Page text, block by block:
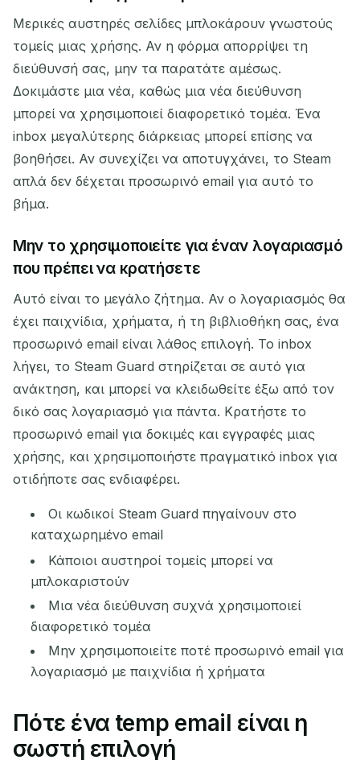
Μερικές αυστηρές σελίδες μπλοκάρουν γνωστούς
τομείς μιας χρήσης. Αν η φόρμα απορρίψει τη
διεύθυνσή σας, μην τα παρατάτε αμέσως.
Δοκιμάστε μια νέα, καθώς μια νέα διεύθυνση
μπορεί να χρησιμοποιεί διαφορετικό τομέα. Ένα
inbox μεγαλύτερης διάρκειας μπορεί επίσης να
βοηθήσει. Αν συνεχίζει να αποτυγχάνει, το Steam
απλά δεν δέχεται προσωρινό email για αυτό το
βήμα.
Μην το χρησιμοποιείτε για έναν λογαριασμό
που πρέπει να κρατήσετε
Αυτό είναι το μεγάλο ζήτημα. Αν ο λογαριασμός θα
έχει παιχνίδια, χρήματα, ή τη βιβλιοθήκη σας, ένα
προσωρινό email είναι λάθος επιλογή. Το inbox
λήγει, το Steam Guard στηρίζεται σε αυτό για
ανάκτηση, και μπορεί να κλειδωθείτε έξω από τον
δικό σας λογαριασμό για πάντα. Κρατήστε το
προσωρινό email για δοκιμές και εγγραφές μιας
χρήσης, και χρησιμοποιήστε πραγματικό inbox για
οτιδήποτε σας ενδιαφέρει.
Οι κωδικοί Steam Guard πηγαίνουν στο
καταχωρημένο email
Κάποιοι αυστηροί τομείς μπορεί να
μπλοκαριστούν
Μια νέα διεύθυνση συχνά χρησιμοποιεί
διαφορετικό τομέα
Μην χρησιμοποιείτε ποτέ προσωρινό email για
λογαριασμό με παιχνίδια ή χρήματα
Πότε ένα temp email είναι η
σωστή επιλογή